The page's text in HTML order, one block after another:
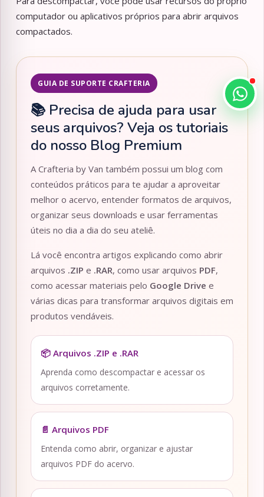
computador ou aplicativos próprios para abrir arquivos
compactados.
GUIA DE SUPORTE CRAFTERIA
📚 Precisa de ajuda para usar
seus arquivos? Veja os tutoriais
do nosso Blog Premium
A Crafteria by Van também possui um blog com
conteúdos práticos para te ajudar a aproveitar
melhor o acervo, entender formatos de arquivos,
organizar seus downloads e usar ferramentas
úteis no dia a dia do seu ateliê.
Lá você encontra artigos explicando como abrir
arquivos .ZIP e .RAR, como usar arquivos PDF,
como acessar materiais pelo Google Drive e
várias dicas para transformar arquivos digitais em
produtos vendáveis.
📦 Arquivos .ZIP e .RAR
Aprenda como descompactar e acessar os
arquivos corretamente.
📄 Arquivos PDF
Entenda como abrir, organizar e ajustar
arquivos PDF do acervo.